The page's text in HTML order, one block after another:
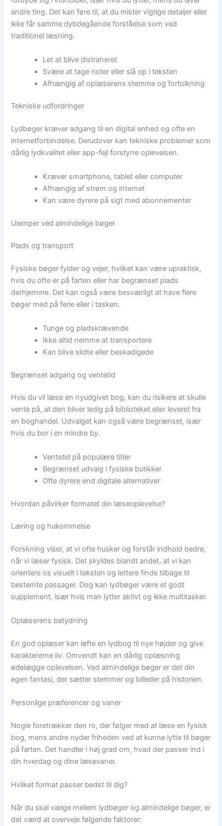
andre ting. Det kan føre til, at du mister vigtige detaljer eller
ikke får samme dybdegående forståelse som ved
traditionel læsning.
Let at blive distraheret
Svære at tage noter eller slå op i teksten
Afhængig af oplæserens stemme og fortolkning
Tekniske udfordringer
Lydbøger kræver adgang til en digital enhed og ofte en
internetforbindelse. Derudover kan tekniske problemer som
dårlig lydkvalitet eller app-fejl forstyrre oplevelsen.
Kræver smartphone, tablet eller computer
Afhængig af strøm og internet
Kan være dyrere på sigt med abonnementer
Ulemper ved almindelige bøger
Plads og transport
Fysiske bøger fylder og vejer, hvilket kan være upraktisk,
hvis du ofte er på farten eller har begrænset plads
derhjemme. Det kan også være besværligt at have flere
bøger med på ferie eller i tasken.
Tunge og pladskrævende
Ikke altid nemme at transportere
Kan blive slidte eller beskadigede
Begrænset adgang og ventetid
Hvis du vil læse en nyudgivet bog, kan du risikere at skulle
vente på, at den bliver ledig på biblioteket eller leveret fra
en boghandel. Udvalget kan også være begrænset, især
hvis du bor i en mindre by.
Ventetid på populære titler
Begrænset udvalg i fysiske butikker
Ofte dyrere end digitale alternativer
Hvordan påvirker formatet din læseoplevelse?
Læring og hukommelse
Forskning viser, at vi ofte husker og forstår indhold bedre,
når vi læser fysisk. Det skyldes blandt andet, at vi kan
orientere os visuelt i teksten og lettere finde tilbage til
bestemte passager. Dog kan lydbøger være et godt
supplement, især hvis man lytter aktivt og ikke multitasker.
Oplæserens betydning
En god oplæser kan løfte en lydbog til nye højder og give
karaktererne liv. Omvendt kan en dårlig oplæsning
ødelægge oplevelsen. Ved almindelige bøger er det din
egen fantasi, der sætter stemmer og billeder på historien.
Personlige præferencer og vaner
Nogle foretrækker den ro, der følger med at læse en fysisk
bog, mens andre nyder friheden ved at kunne lytte til bøger
på farten. Det handler i høj grad om, hvad der passer ind i
din hverdag og dine læsevaner.
Hvilket format passer bedst til dig?
Når du skal vælge mellem lydbøger og almindelige bøger, er
det værd at overveje følgende faktorer: